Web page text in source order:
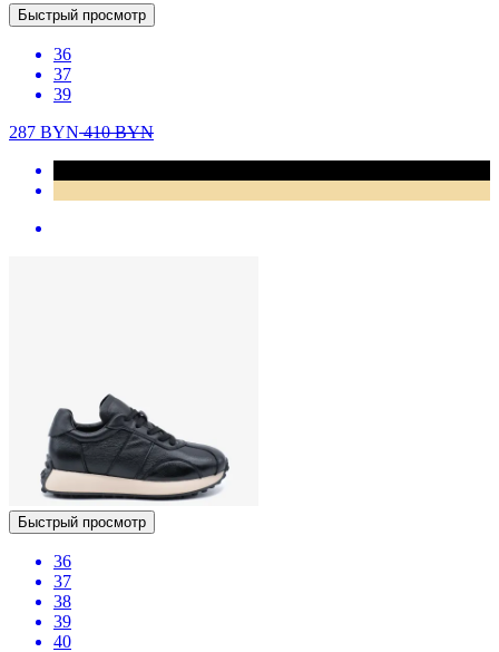
Быстрый просмотр
36
37
39
287 BYN410BYN
Быстрый просмотр
36
37
38
39
40